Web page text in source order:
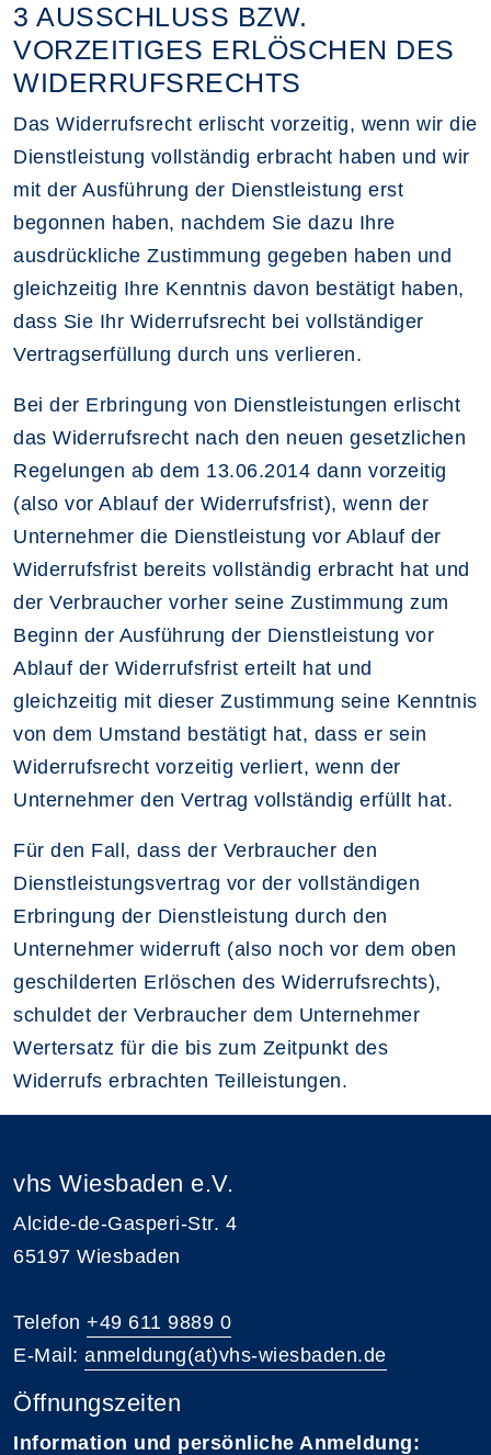
3 AUSSCHLUSS BZW.
VORZEITIGES ERLÖSCHEN DES
WIDERRUFSRECHTS
Das Widerrufsrecht erlischt vorzeitig, wenn wir die
Dienstleistung vollständig erbracht haben und wir
mit der Ausführung der Dienstleistung erst
begonnen haben, nachdem Sie dazu Ihre
ausdrückliche Zustimmung gegeben haben und
gleichzeitig Ihre Kenntnis davon bestätigt haben,
dass Sie Ihr Widerrufsrecht bei vollständiger
Vertragserfüllung durch uns verlieren.
Bei der Erbringung von Dienstleistungen erlischt
das Widerrufsrecht nach den neuen gesetzlichen
Regelungen ab dem 13.06.2014 dann vorzeitig
(also vor Ablauf der Widerrufsfrist), wenn der
Unternehmer die Dienstleistung vor Ablauf der
Widerrufsfrist bereits vollständig erbracht hat und
der Verbraucher vorher seine Zustimmung zum
Beginn der Ausführung der Dienstleistung vor
Ablauf der Widerrufsfrist erteilt hat und
gleichzeitig mit dieser Zustimmung seine Kenntnis
von dem Umstand bestätigt hat, dass er sein
Widerrufsrecht vorzeitig verliert, wenn der
Unternehmer den Vertrag vollständig erfüllt hat.
Für den Fall, dass der Verbraucher den
Dienstleistungsvertrag vor der vollständigen
Erbringung der Dienstleistung durch den
Unternehmer widerruft (also noch vor dem oben
geschilderten Erlöschen des Widerrufsrechts),
schuldet der Verbraucher dem Unternehmer
Wertersatz für die bis zum Zeitpunkt des
Widerrufs erbrachten Teilleistungen.
vhs Wiesbaden e.V.
Alcide-de-Gasperi-Str. 4
65197 Wiesbaden
Telefon +49 611 9889 0
E-Mail: anmeldung(at)vhs-wiesbaden.de
Öffnungszeiten
Information und persönliche Anmeldung: